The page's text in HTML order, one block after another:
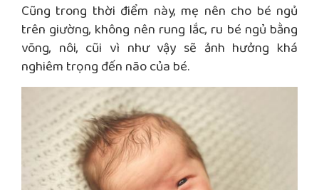
Cũng trong thời điểm này, mẹ nên cho bé ngủ
trên giường, không nên rung lắc, ru bé ngủ bằng
võng, nôi, cũi vì như vậy sẽ ảnh hưởng khá
nghiêm trọng đến não của bé.